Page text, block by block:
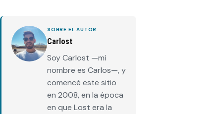
SOBRE EL AUTOR
Carlost
Soy Carlost —mi
nombre es Carlos—, y
comencé este sitio
en 2008, en la época
en que Lost era la